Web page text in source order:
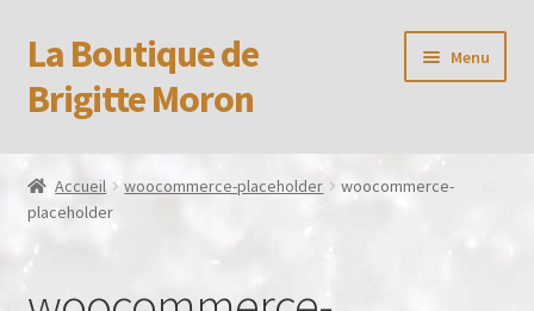
Aller
à
la
Aller
au
contenu
La Boutique de
Brigitte Moron
Menu
Booking Received
Accueil woocommerce-placeholder
woocommerce-
placeholder